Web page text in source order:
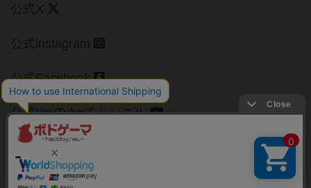
公式X
公式instagram
公式Facebook
公式YouTubeチャンネル